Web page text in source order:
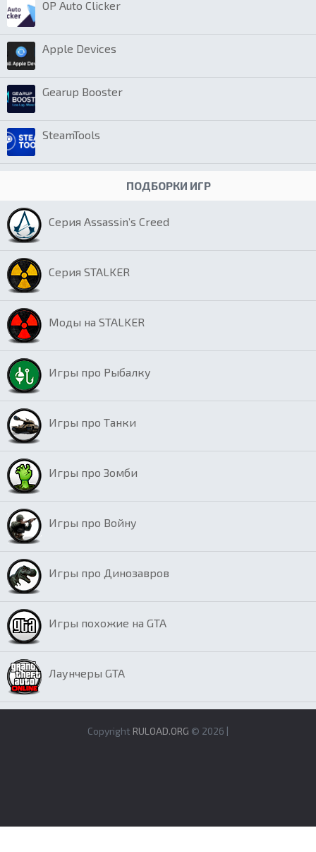
OP Auto Clicker
Apple Devices
Gearup Booster
SteamTools
ПОДБОРКИ ИГР
Серия Assassin’s Creed
Серия STALKER
Моды на STALKER
Игры про Рыбалку
Игры про Танки
Игры про Зомби
Игры про Войну
Игры про Динозавров
Игры похожие на GTA
Лаунчеры GTA
Copyright RULOAD.ORG © 2026 |